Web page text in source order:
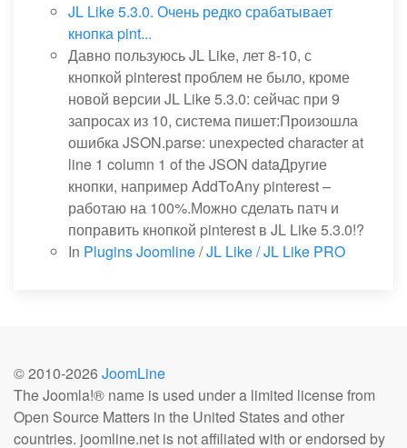
JL Like 5.3.0. Очень редко срабатывает
кнопка pint...
Давно пользуюсь JL Like, лет 8-10, с
кнопкой pinterest проблем не было, кроме
новой версии JL Like 5.3.0: сейчас при 9
запросах из 10, система пишет:Произошла
ошибка JSON.parse: unexpected character at
line 1 column 1 of the JSON dataДругие
кнопки, например AddToAny pinterest –
работаю на 100%.Можно сделать патч и
поправить кнопкой pinterest в JL Like 5.3.0!?
In Plugins Joomline/JL Like / JL Like PRO
© 2010-2026 JoomLine
The Joomla!® name is used under a limited license from
Open Source Matters in the United States and other
countries. joomline.net is not affiliated with or endorsed by